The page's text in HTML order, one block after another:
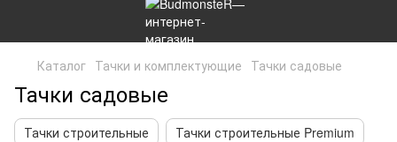
Каталог Тачки и комплектующие Тачки садовые
Тачки садовые
Тачки строительные
Тачки строительные Premium